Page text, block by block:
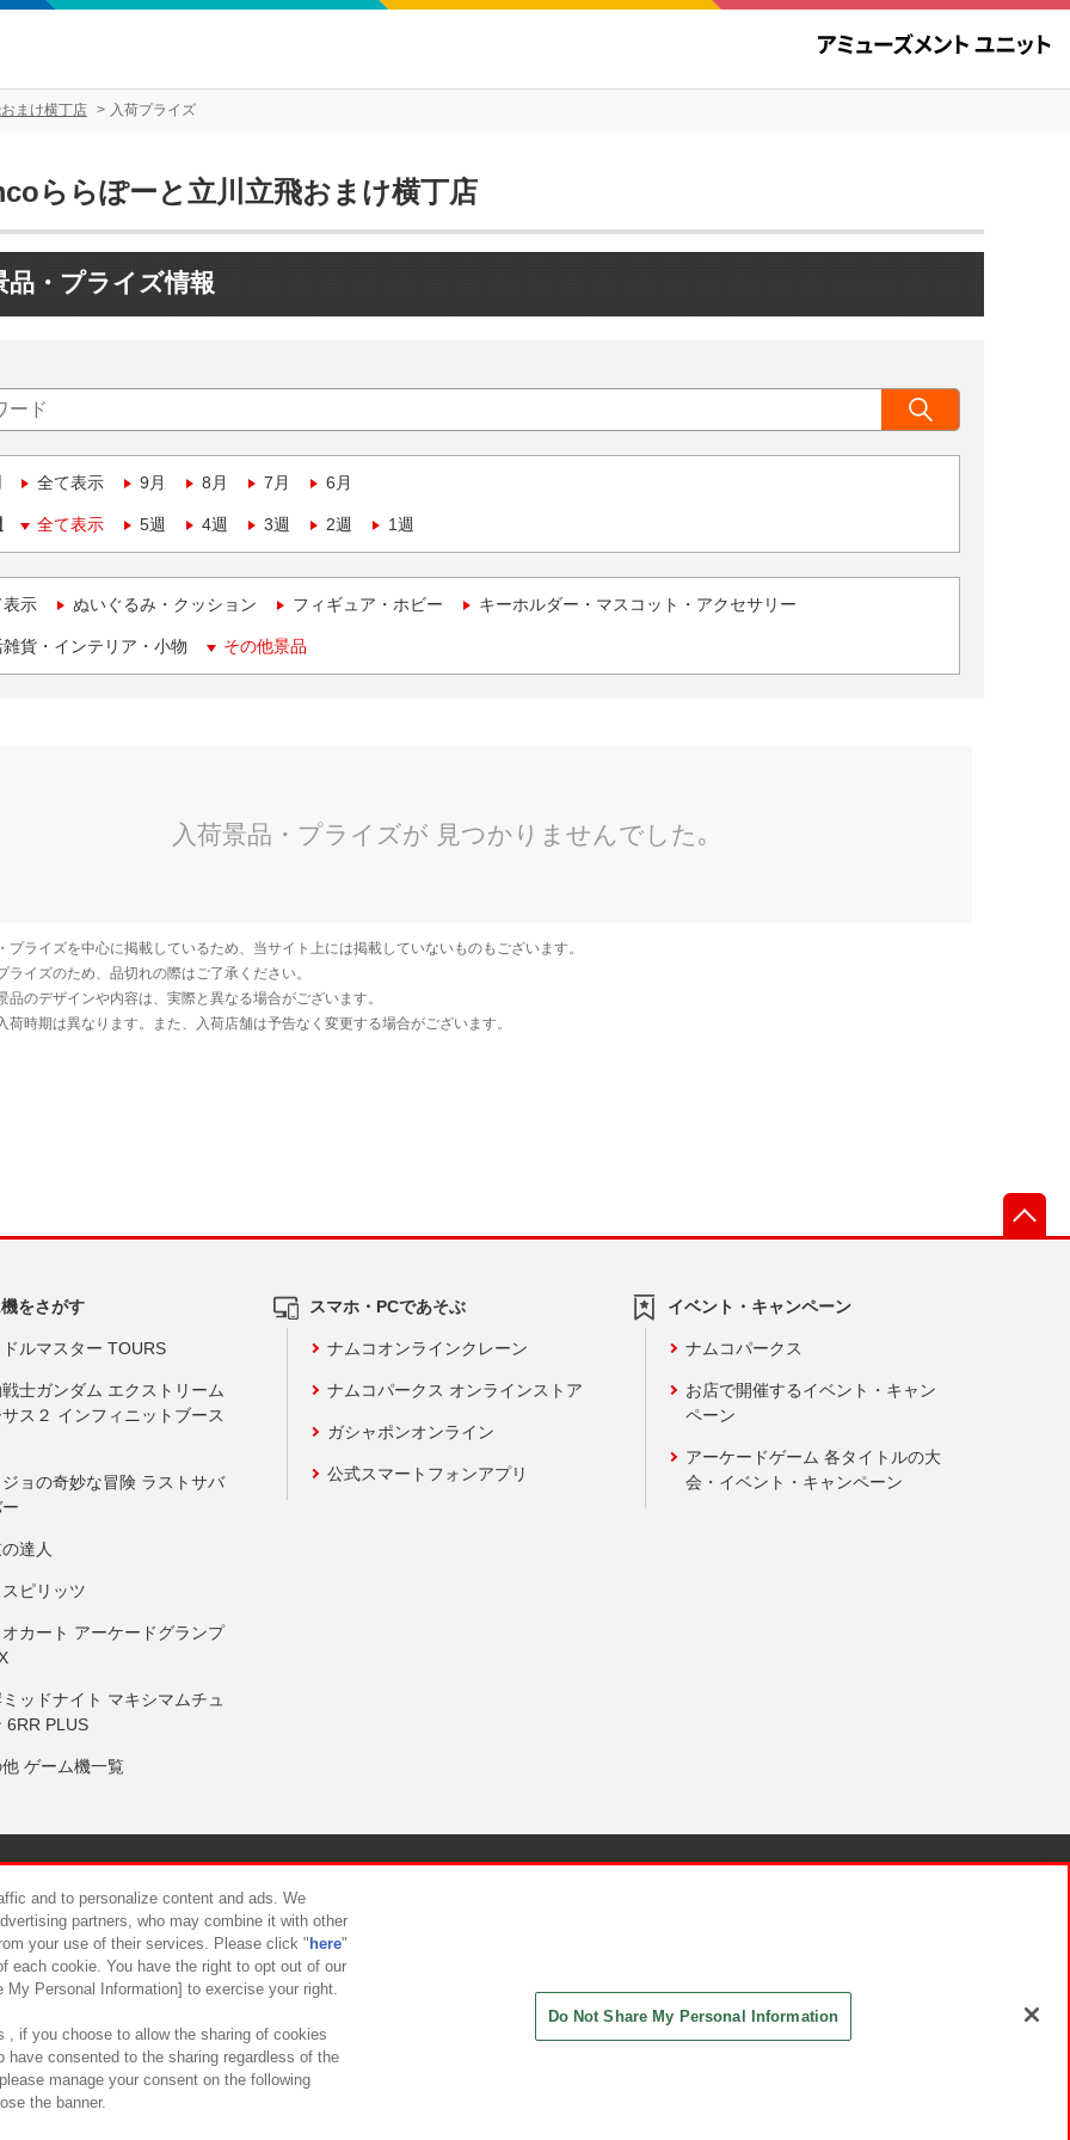
まけ横丁店 入荷プライズ
ららぽーと立川立飛おまけ横丁店
品・プライズ情報
全て表示 9月 8月 7月 6月
全て表示 5週 4週 3週 2週 1週
表示 ぬいぐるみ・クッション フィギュア・ホビー キーホルダー・マスコット・アクセサリー
貨・インテリア・小物 その他景品
をさがす
ルマスター TOURS
士ガンダム エクストリーム
ス２ インフィニットブース
ョの奇妙な冒険 ラストサバ
達人
ピリッツ
カート アーケードグランプ
ッドナイト マキシマムチュ
6RR PLUS
ゲーム機一覧
スマホ・PCであそぶ
ナムコオンラインクレーン
ナムコパークス オンラインストア
ガシャポンオンライン
公式スマートフォンアプリ
イベント・キャンペーン
ナムコパークス
お店で開催するイベント・キャン
ペーン
アーケードゲーム 各タイトルの大
会・イベント・キャンペーン
について カスタマーハラスメント対応方針
and to personalize content and ads. We
partners, who may combine it with other
your use of their services. Please click " here"
each cookie. You have the right to opt out of our
Personal Information] to exercise your right.
, if you choose to allow the sharing of cookies
have consented to the sharing regardless of the
manage your consent on the following
the banner.
Do Not Share My Personal Information